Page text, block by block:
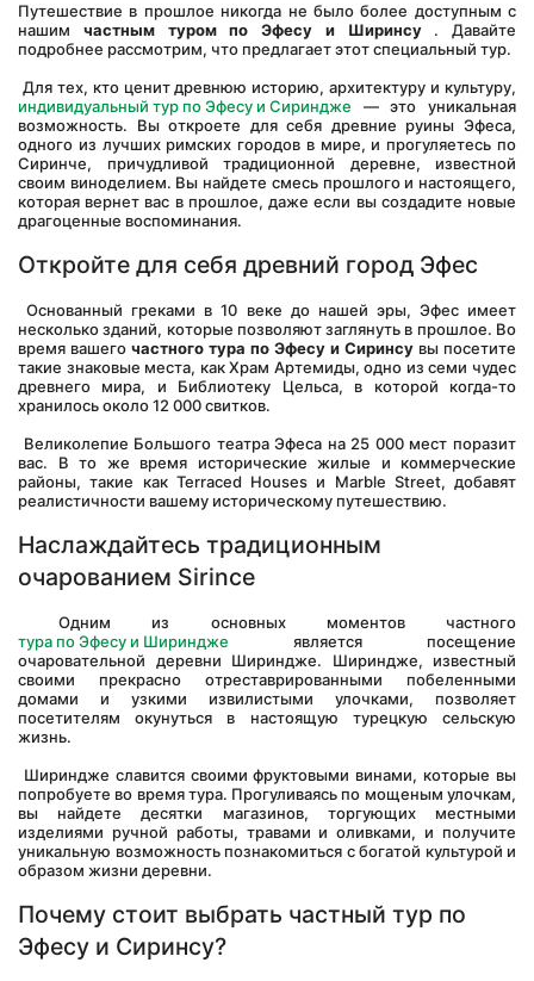
Путешествие в прошлое никогда не было более доступным с
нашим частным туром по Эфесу и Ширинсу . Давайте
подробнее рассмотрим, что предлагает этот специальный тур.
Для тех, кто ценит древнюю историю, архитектуру и культуру,
индивидуальный тур по Эфесу и Сириндже — это уникальная
возможность. Вы откроете для себя древние руины Эфеса,
одного из лучших римских городов в мире, и прогуляетесь по
Сиринче, причудливой традиционной деревне, известной
своим виноделием. Вы найдете смесь прошлого и настоящего,
которая вернет вас в прошлое, даже если вы создадите новые
драгоценные воспоминания.
Откройте для себя древний город Эфес
Основанный греками в 10 веке до нашей эры, Эфес имеет
несколько зданий, которые позволяют заглянуть в прошлое. Во
время вашего частного тура по Эфесу и Сиринсу вы посетите
такие знаковые места, как Храм Артемиды, одно из семи чудес
древнего мира, и Библиотеку Цельса, в которой когда-то
хранилось около 12 000 свитков.
вас. В то же время исторические жилые и коммерческие
районы, такие как Terraced Houses и Marble Street, добавят
реалистичности вашему историческому путешествию.
Наслаждайтесь традиционным
очарованием Sirince
Одним из основных моментов частного
тура по Эфесу и Шириндже является посещение
очаровательной деревни Шириндже. Шириндже, известный
своими прекрасно отреставрированными побеленными
домами и узкими извилистыми улочками, позволяет
посетителям окунуться в настоящую турецкую сельскую
жизнь.
попробуете во время тура. Прогуливаясь по мощеным улочкам,
вы найдете десятки магазинов, торгующих местными
изделиями ручной работы, травами и оливками, и получите
уникальную возможность познакомиться с богатой культурой и
образом жизни деревни.
Почему стоит выбрать частный тур по
Эфесу и Сиринсу?